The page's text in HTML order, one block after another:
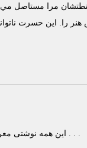
مرا مستاصل
را. اين حسرت